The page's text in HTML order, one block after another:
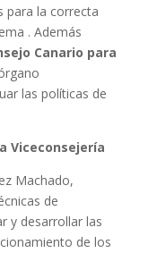
para la correcta
. Además
Canario para
las políticas de
Viceconsejería
Machado,
de
y desarrollar las
de los